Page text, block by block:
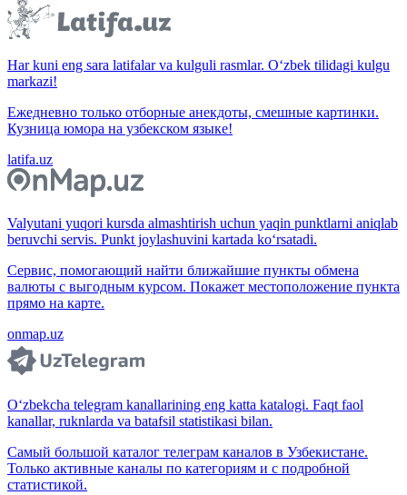
Har kuni eng sara latifalar va kulguli rasmlar. O‘zbek tilidagi kulgu
markazi!
Ежедневно только отборные анекдоты, смешные картинки.
Кузница юмора на узбекском языке!
latifa.uz
Valyutani yuqori kursda almashtirish uchun yaqin punktlarni aniqlab
beruvchi servis. Punkt joylashuvini kartada ko‘rsatadi.
Сервис, помогающий найти ближайшие пункты обмена
валюты с выгодным курсом. Покажет местоположение пункта
прямо на карте.
onmap.uz
O‘zbekcha telegram kanallarining eng katta katalogi. Faqt faol
kanallar, ruknlarda va batafsil statistikasi bilan.
Самый большой каталог телеграм каналов в Узбекистане.
Только активные каналы по категориям и с подробной
статистикой.